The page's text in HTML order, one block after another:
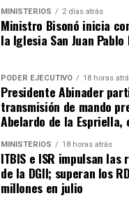
MINISTERIOS 2 días atrás
Ministro Bisonó inicia
la Iglesia San Juan Pablo
PODER EJECUTIVO 18 horas
Presidente Abinader
transmisión de mando
Abelardo de la Espriella,
MINISTERIOS 18 horas atrás
ITBIS e ISR impulsan las
de la DGII; superan los
millones en julio